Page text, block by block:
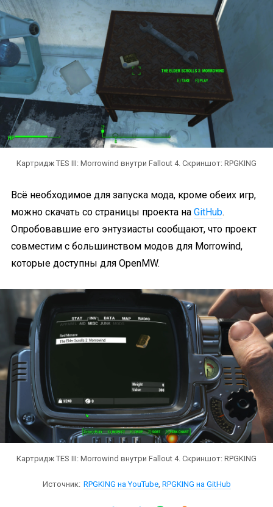
Картридж TES III: Morrowind внутри Fallout 4. Скриншот: RPGKING
Всё необходимое для запуска мода, кроме обеих игр,
можно скачать со страницы проекта на GitHub.
Опробовавшие его энтузиасты сообщают, что проект
совместим с большинством модов для Morrowind,
которые доступны для OpenMW.
Картридж TES III: Morrowind внутри Fallout 4. Скриншот: RPGKING
Источник: RPGKING на YouTube, RPGKING на GitHub